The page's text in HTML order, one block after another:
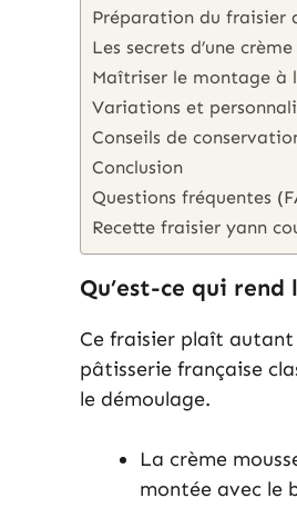
Préparation du fraisier
Les secrets d’une
Maîtriser le montage à
Variations et
Conseils de
Conclusion
Questions fréquentes
Recette fraisier yann
Qu’est-ce qui
Ce fraisier plaît autant
pâtisserie française
le démoulage.
La crème
montée avec le